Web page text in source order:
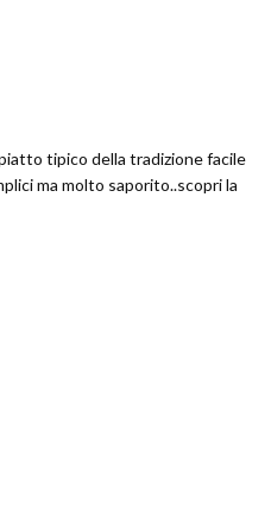
tipico della tradizione facile
ma molto saporito..scopri la